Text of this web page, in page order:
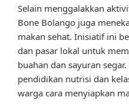
Selain menggalakkan
Bone Bolango juga
makan sehat. Inisiatif ini
dan pasar lokal untuk
buahan dan sayuran
pendidikan nutrisi dan
warga cara menyiapkan